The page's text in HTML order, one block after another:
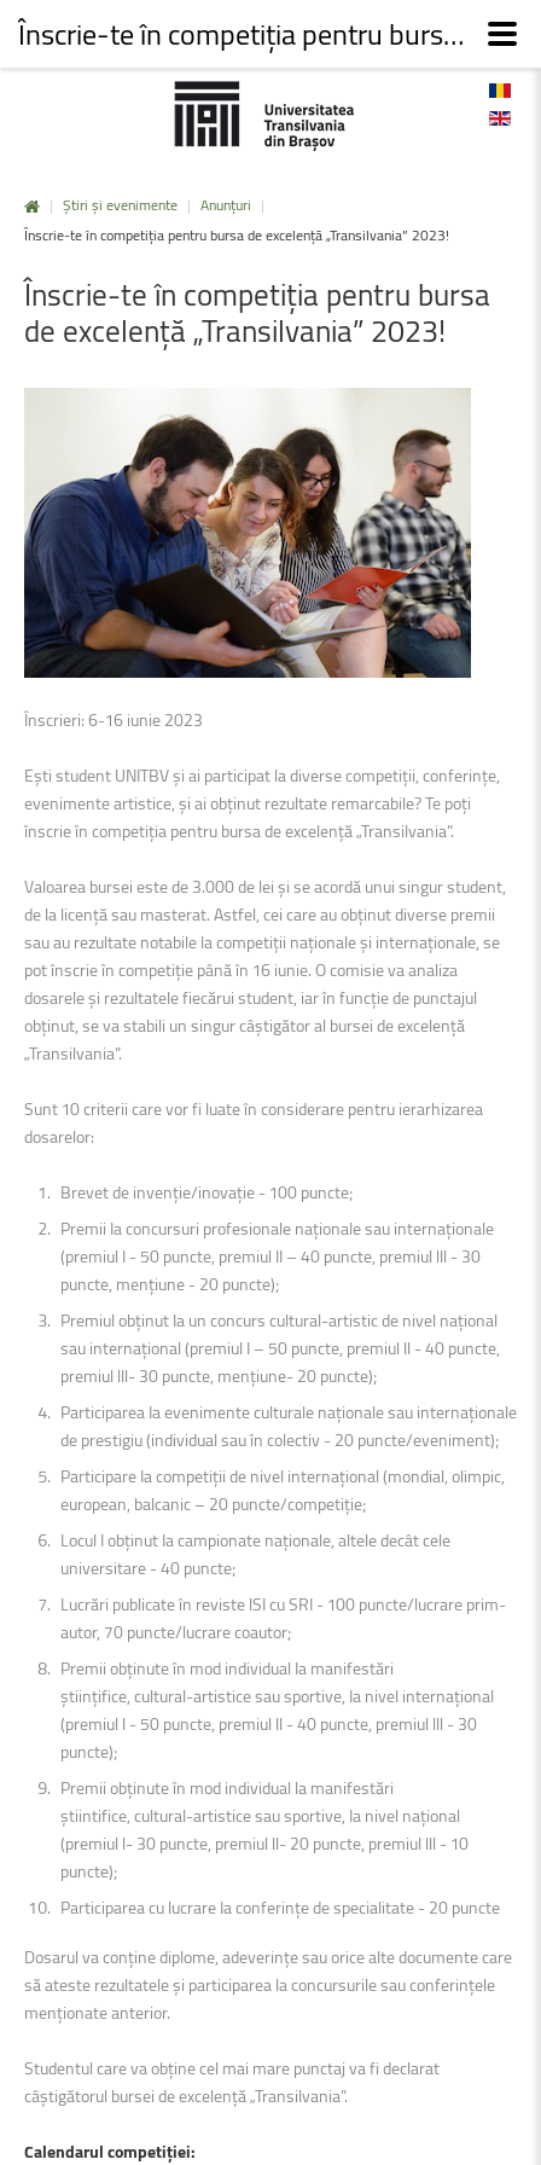
| Știri și evenimente | Anunțuri |
Înscrie-te în competiția pentru bursa de excelență „Transilvania” 2023!
Înscrie-teîn competiția pentru bursa
de excelență „Transilvania”2023!
Înscrieri: 6-16 iunie 2023
Ești student UNITBV și ai participat la diverse competiții, conferințe,
evenimente artistice, și ai obținut rezultate remarcabile? Te poți
înscrie în competiția pentru bursa de excelență „Transilvania”.
Valoarea bursei este de 3.000 de lei și se acordă unui singur student,
de la licență sau masterat. Astfel, cei care au obținut diverse premii
sau au rezultate notabile la competiții naționale și internaționale, se
pot înscrie în competiție până în 16 iunie. O comisie va analiza
dosarele și rezultatele fiecărui student, iar în funcție de punctajul
obținut, se va stabili un singur câștigător al bursei de excelență
„Transilvania”.
Sunt 10 criterii care vor fi luate în considerare pentru ierarhizarea
dosarelor:
Brevet de invenție/inovație - 100 puncte;
Premii Ia concursuri profesionale naționale sau internaționale
(premiul I - 50 puncte, premiul II – 40 puncte, premiul lll - 30
puncte, mențiune - 20 puncte);
Premiul obținut Ia un concurs cultural-artistic de nivel național
sau internațional (premiul I – 50 puncte, premiul ll - 40 puncte,
premiul lll- 30 puncte, mențiune- 20 puncte);
Participarea Ia evenimente culturale naționale sau internaționale
de prestigiu (individual sau în colectiv - 20 puncte/eveniment);
Participare Ia competiții de nivel internațional (mondial, olimpic,
european, balcanic – 20 puncte/competiție;
Locul I obținut Ia campionate naționale, altele decât cele
universitare - 40 puncte;
Lucrări publicate în reviste lSI cu SRI - 100 puncte/lucrare prim-
autor, 70 puncte/lucrare coautor;
Premii obținute în mod individual Ia manifestări
științifice, cultural-artistice sau sportive, Ia nivel internațional
(premiul l - 50 puncte, premiul ll - 40 puncte, premiul lll - 30
puncte);
Premii obținute în mod individual la manifestări
știintifice, cultural-artistice sau sportive, Ia nivel național
(premiul l- 30 puncte, premiul ll- 20 puncte, premiul lll - 10
puncte);
Participarea cu lucrare Ia conferințe de specialitate - 20 puncte
Dosarul va conține diplome, adeverințe sau orice alte documente care
să ateste rezultatele și participarea la concursurile sau conferințele
menționate anterior.
Studentul care va obține cel mai mare punctaj va fi declarat
câștigătorul bursei de excelență „Transilvania”.
Calendarul competiției:
Înscrie-te în competiția pentru bursa de excelență „Transilvania” 2023!